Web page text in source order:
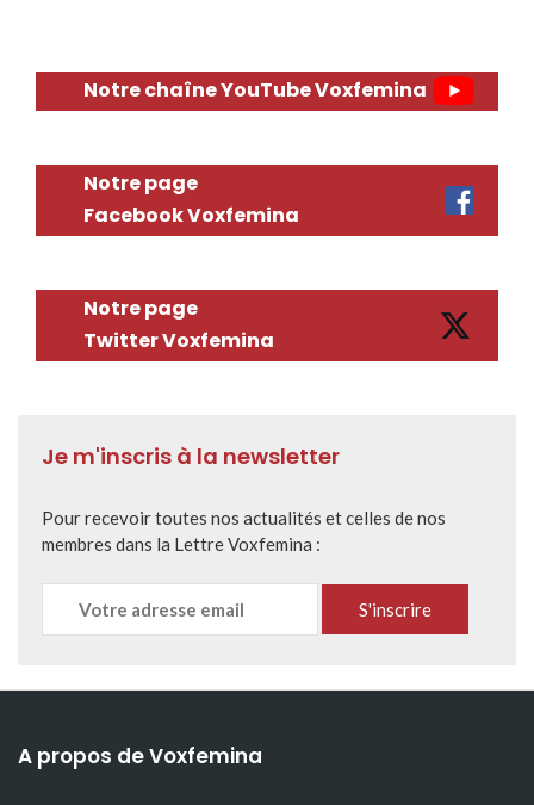
Notre chaîne YouTube Voxfemina
Notre page
Facebook Voxfemina
Notre page
Twitter Voxfemina
Je m'inscris à la newsletter
Pour recevoir toutes nos actualités et celles de nos
membres dans la Lettre Voxfemina :
A propos de Voxfemina